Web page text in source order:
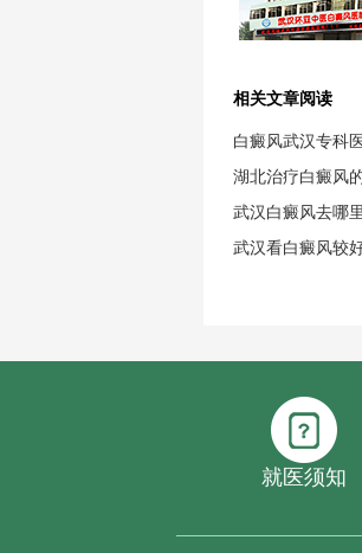
相关文章阅读
白癜风武汉专科
湖北治疗白癜风
武汉白癜风去哪
武汉看白癜风较
就医须知